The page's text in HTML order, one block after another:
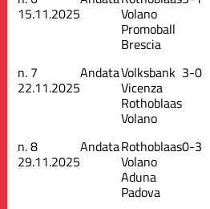
15.11.2025 Volano
Promoball
Brescia
n. 7
22.11.2025
AndataVolksbank
Vicenza
Rothoblaas
Volano
3-0
n.8
29.11.2025
AndataRothoblaas
Volano
Aduna
Padova
0-3